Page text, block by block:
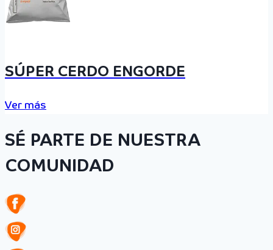
SÚPER CERDO ENGORDE
Ver más
SÉ PARTE DE NUESTRA
COMUNIDAD